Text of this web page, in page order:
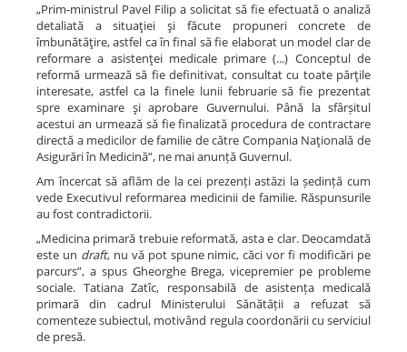
„Prim-ministrul Pavel Filip a solicitat să fie efectuată o analiză
detaliată a situaţiei şi făcute propuneri concrete de
îmbunătăţire, astfel ca în final să fie elaborat un model clar de
reformare a asistenţei medicale primare (...) Conceptul de
reformă urmează să fie definitivat, consultat cu toate părţile
interesate, astfel ca la finele lunii februarie să fie prezentat
spre examinare şi aprobare Guvernului. Până la sfârșitul
acestui an urmează să fie finalizată procedura de contractare
directă a medicilor de familie de către Compania Naţională de
Asigurări în Medicină”, ne mai anunță Guvernul.
Am încercat să aflăm de la cei prezenți astăzi la ședință cum
vede Executivul reformarea medicinii de familie. Răspunsurile
au fost contradictorii.
„Medicina primară trebuie reformată, asta e clar. Deocamdată
este un draft, nu vă pot spune nimic, căci vor fi modificări pe
parcurs”, a spus Gheorghe Brega, vicepremier pe probleme
sociale. Tatiana Zatîc, responsabilă de asistența medicală
primară din cadrul Ministerului Sănătății a refuzat să
comenteze subiectul, motivând regula coordonării cu serviciul
de presă.